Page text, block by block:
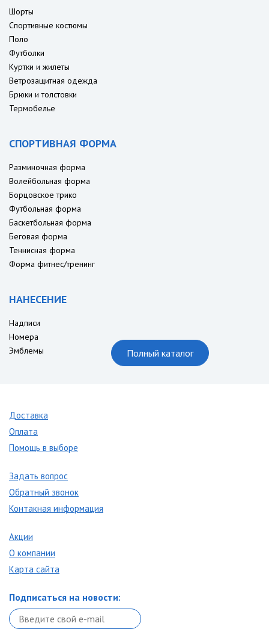
Шорты
Спортивные костюмы
Поло
Футболки
Куртки и жилеты
Ветрозащитная одежда
Брюки и толстовки
Термобелье
СПОРТИВНАЯ ФОРМА
Разминочная форма
Волейбольная форма
Борцовское трико
Футбольная форма
Баскетбольная форма
Беговая форма
Теннисная форма
Форма фитнес/тренинг
НАНЕСЕНИЕ
Надписи
Номера
Эмблемы
Полный каталог
Доставка
Оплата
Помощь в выборе
Задать вопрос
Обратный звонок
Контакная информация
Акции
О компании
Карта сайта
Подписаться на новости: